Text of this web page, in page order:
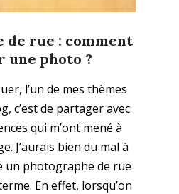
de rue : comment
une photo ?
l’un de mes thèmes
c’est de partager avec
qui m’ont mené à
J’aurais bien du mal à
un photographe de rue
En effet, lorsqu’on